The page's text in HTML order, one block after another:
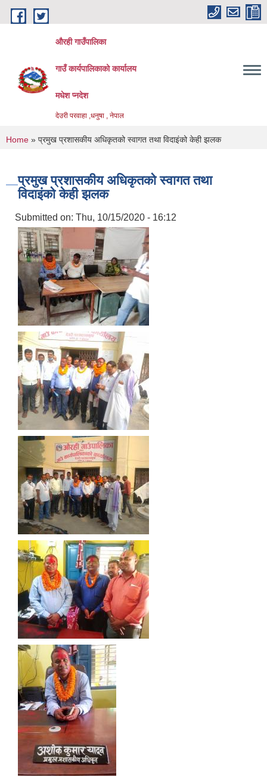
Skip to main content
औरही गाउँपालिका
गाउँ कार्यपालिकाको कार्यालय
मधेश प्नदेश
देउरी परवाहा ,धनुषा , नेपाल
You are here
Home » प्रमुख प्रशासकीय अधिकृतको स्वागत तथा विदाइंको केही झलक
प्रमुख प्रशासकीय अधिकृतको स्वागत तथा
विदाइंको केही झलक
Submitted on: Thu, 10/15/2020 - 16:12